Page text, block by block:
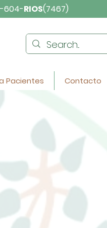
604-RIOS(7467)
Pacientes Contacto